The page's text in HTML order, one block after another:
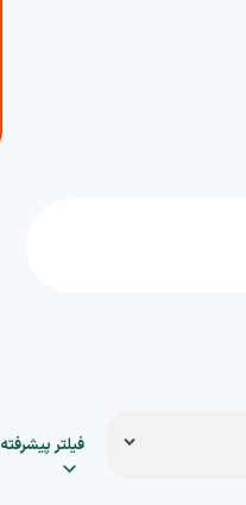
فیلتر پیشرفته